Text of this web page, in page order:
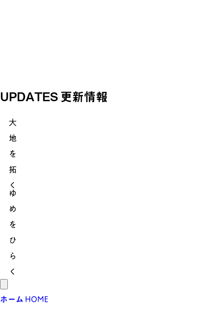
UPDATES 更新情報
大
地
を
拓
く
ゆ
め
を
ひ
ら
く
ホーム HOME